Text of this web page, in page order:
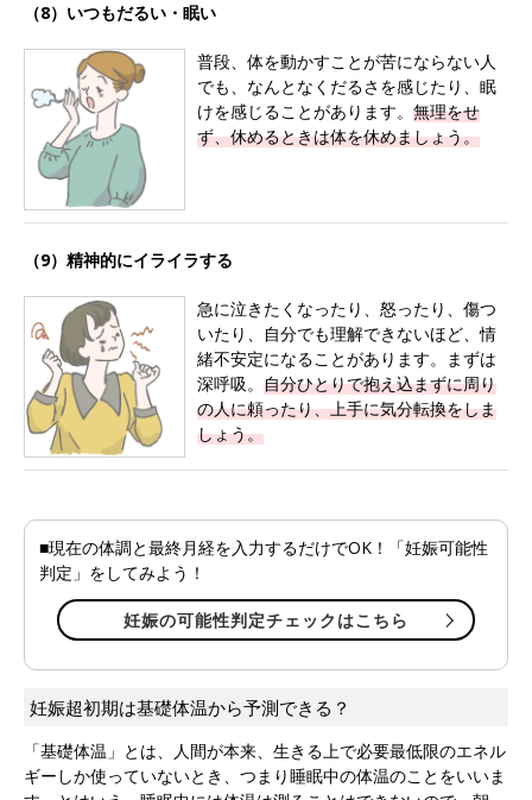
（8）いつもだるい・眠い
普段、体を動かすことが苦にならない人
でも、なんとなくだるさを感じたり、眠
けを感じることがあります。 無理をせ
ず、休めるときは体を休めましょう。
（9）精神的にイライラする
急に泣きたくなったり、怒ったり、傷つ
いたり、自分でも理解できないほど、情
緒不安定になることがあります。まずは
深呼吸。 自分ひとりで抱え込まずに周り
の人に頼ったり、上手に気分転換をしま
しょう。
■現在の体調と最終月経を入力するだけでOK！「妊娠可能性
判定」をしてみよう！
妊娠の可能性判定チェックはこちら
妊娠超初期は基礎体温から予測できる？
「基礎体温」とは、人間が本来、生きる上で必要最低限のエネル
ギーしか使っていないとき、つまり睡眠中の体温のことをいいま